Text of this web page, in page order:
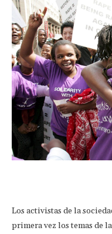
Los activistas de la
primera vez los temas de